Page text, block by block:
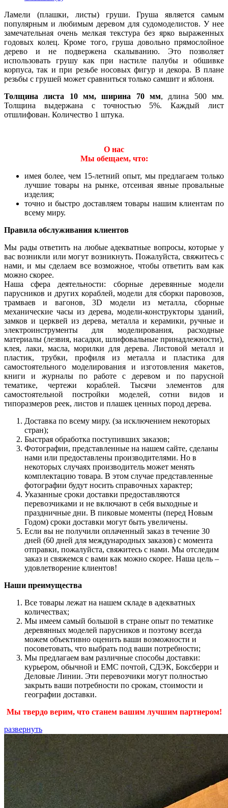
Ламели (плашки, листы) груши. Груша является самым
популярным и любимым деревом для судомоделистов. У нее
замечательная очень мелкая текстура без ярко выраженных
годовых колец. Кроме того, груша довольно прямослойное
дерево и не подвержена скалыванию. Это позволяет
использовать грушу как при настиле палубы и обшивке
корпуса, так и при резьбе носовых фигур и декора. В плане
резьбы с грушей может сравниться только самшит и яблоня.
Толщина листа 10 мм, ширина 70 мм, длина 500 мм.
Толщина выдержана с точностью 5%. Каждый лист
отшлифован. Количество 1 штука.
О нас
Мы обещаем, что:
имея более, чем 15-летний опыт, мы предлагаем только
лучшие товары на рынке, отсеивая явные провальные
изделия;
точно и быстро доставляем товары нашим клиентам по
всему миру.
Правила обслуживания клиентов
Мы рады ответить на любые адекватные вопросы, которые у
вас возникли или могут возникнуть. Пожалуйста, свяжитесь с
нами, и мы сделаем все возможное, чтобы ответить вам как
можно скорее.
Наша сфера деятельности: сборные деревянные модели
парусников и других кораблей, модели для сборки паровозов,
трамваев и вагонов, 3D модели из металла, сборные
механические часы из дерева, модели-конструкторы зданий,
замков и церквей из дерева, металла и керамики, ручные и
электроинструменты для моделирования, расходные
материалы (лезвия, насадки, шлифовальные принадлежности),
клея, лаки, масла, морилки для дерева. Листовой металл и
пластик, трубки, профиля из металла и пластика для
самостоятельного моделирования и изготовления макетов,
книги и журналы по работе с деревом и по парусной
тематике, чертежи кораблей. Тысячи элементов для
самостоятельной постройки моделей, сотни видов и
типоразмеров реек, листов и плашек ценных пород дерева.
Доставка по всему миру. (за исключением некоторых
стран);
Быстрая обработка поступивших заказов;
Фотографии, представленные на нашем сайте, сделаны
нами или предоставлены производителями. Но в
некоторых случаях производитель может менять
комплектацию товара. В этом случае представленные
фотографии будут носить справочных характер;
Указанные сроки доставки предоставляются
перевозчиками и не включают в себя выходные и
праздничные дни. В пиковые моменты (перед Новым
Годом) сроки доставки могут быть увеличены.
Если вы не получили оплаченный заказ в течение 30
дней (60 дней для международных заказов) с момента
отправки, пожалуйста, свяжитесь с нами. Мы отследим
заказ и свяжемся с вами как можно скорее. Наша цель –
удовлетворение клиентов!
Наши преимущества
Все товары лежат на нашем складе в адекватных
количествах;
Мы имеем самый большой в стране опыт по тематике
деревянных моделей парусников и поэтому всегда
можем объективно оценить ваши возможности и
посоветовать, что выбрать под ваши потребности;
Мы предлагаем вам различные способы доставки:
курьером, обычной и ЕМС почтой, СДЭК, Боксберри и
Деловые Линии. Эти перевозчики могут полностью
закрыть ваши потребности по срокам, стоимости и
географии доставки.
Мы твердо верим, что станем вашим лучшим партнером!
развернуть